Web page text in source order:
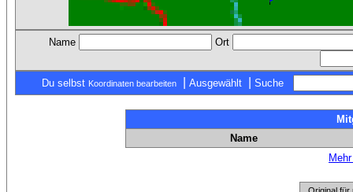
Name Ort
Du selbst Koordinaten bearbeiten Ausgewählt Suche
Name